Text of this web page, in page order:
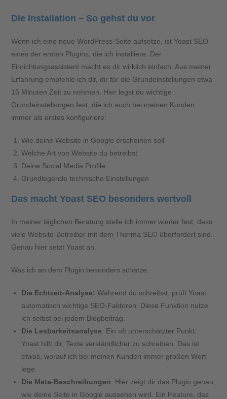
Die Installation – So gehst du vor
Wenn ich eine neue WordPress-Seite aufsetze, ist Yoast SEO
eines der ersten Plugins, die ich installiere. Der
Einrichtungsassistent macht es dir wirklich einfach. Aus meiner
Erfahrung empfehle ich dir, dir für die Grundeinstellungen etwa
15 Minuten Zeit zu nehmen. Hier legst du wichtige
Grundeinstellungen fest, die ich auch bei meinen Kunden
immer als erstes konfiguriere:
Wie deine Website in Google erscheinen soll
Welche Art von Website du betreibst
Deine Social Media Profile
Grundlegende technische Einstellungen
Das macht Yoast SEO besonders wertvoll
In meiner täglichen Beratung stelle ich immer wieder fest, dass
viele Website-Betreiber mit dem Therma SEO überfordert sind.
Genau hier setzt Yoast an.
Was ich an dem Plugin besonders schätze:
Die Echtzeit-Analyse: Während du schreibst, prüft Yoast
automatisch wichtige SEO-Faktoren. Diese Funktion nutze
ich selbst bei jedem Blogbeitrag.
Die Lesbarkeitsanalyse: Ein oft unterschätzter Punkt:
Yoast hilft dir, Texte verständlicher zu schreiben. Das ist
etwas, worauf ich bei meinen Kunden immer großen Wert
lege.
Die Meta-Beschreibungen: Hier zeigt dir das Plugin genau,
wie deine Seite in Google aussehen wird. Ein Feature, das